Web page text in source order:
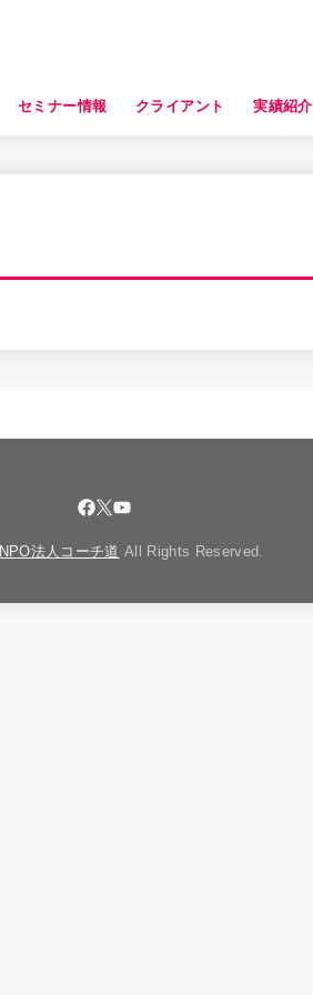
セミナー情報 クライアント 実績紹介
NPO法人コーチ道 All Rights Reserved.